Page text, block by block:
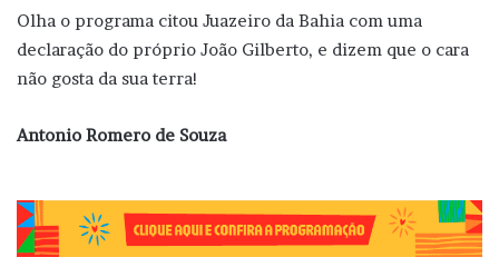
Olha o programa citou Juazeiro da Bahia com uma
declaração do próprio João Gilberto, e dizem que o cara
não gosta da sua terra!
Antonio Romero de Souza